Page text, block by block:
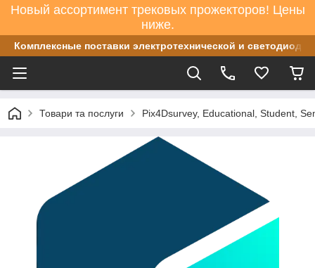
Новый ассортимент трековых прожекторов! Цены
ниже.
Комплексные поставки электротехнической и
Товари та послуги Pix4Dsurvey, Educational, Student,